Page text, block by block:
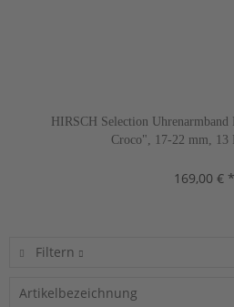
HIRSCH Selection
Croco", 17-22 mm, 13
169,00 € *
Filtern